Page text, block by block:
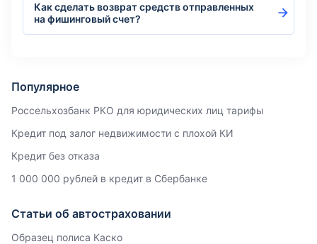
Как сделать возврат средств отправленных
на фишинговый счет?
Популярное
Россельхозбанк РКО для юридических лиц тарифы
Кредит под залог недвижимости с плохой КИ
Кредит без отказа
1 000 000 рублей в кредит в Сбербанке
Статьи об автостраховании
Образец полиса Каско